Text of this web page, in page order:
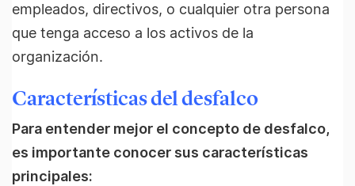
empleados, directivos, o cualquier otra persona
que tenga acceso a los activos de la
organización.
Características del desfalco
Para entender mejor el concepto de desfalco,
es importante conocer sus características
principales: